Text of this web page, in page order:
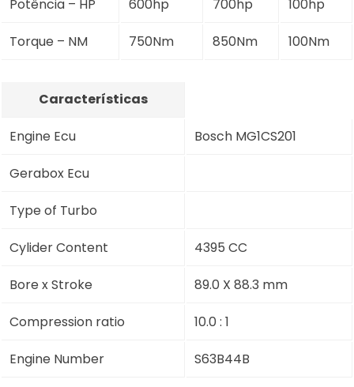
Potência – HP 600hp 700hp 100hp
Torque – NM 750Nm 850Nm 100Nm
Características
Engine Ecu Bosch MG1CS201
Gerabox Ecu
Type of Turbo
Cylider Content 4395 CC
Bore x Stroke 89.0 X 88.3 mm
Compression ratio 10.0 : 1
Engine Number S63B44B